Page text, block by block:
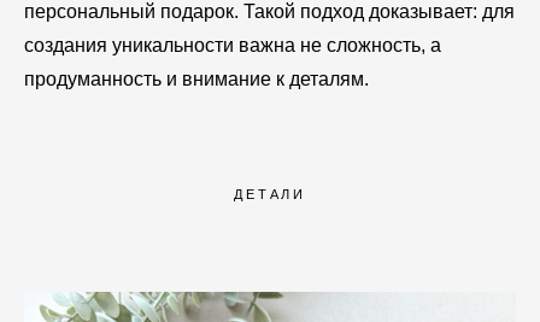
персональный подарок. Такой подход доказывает: для
создания уникальности важна не сложность, а
продуманность и внимание к деталям.
ДЕТАЛИ